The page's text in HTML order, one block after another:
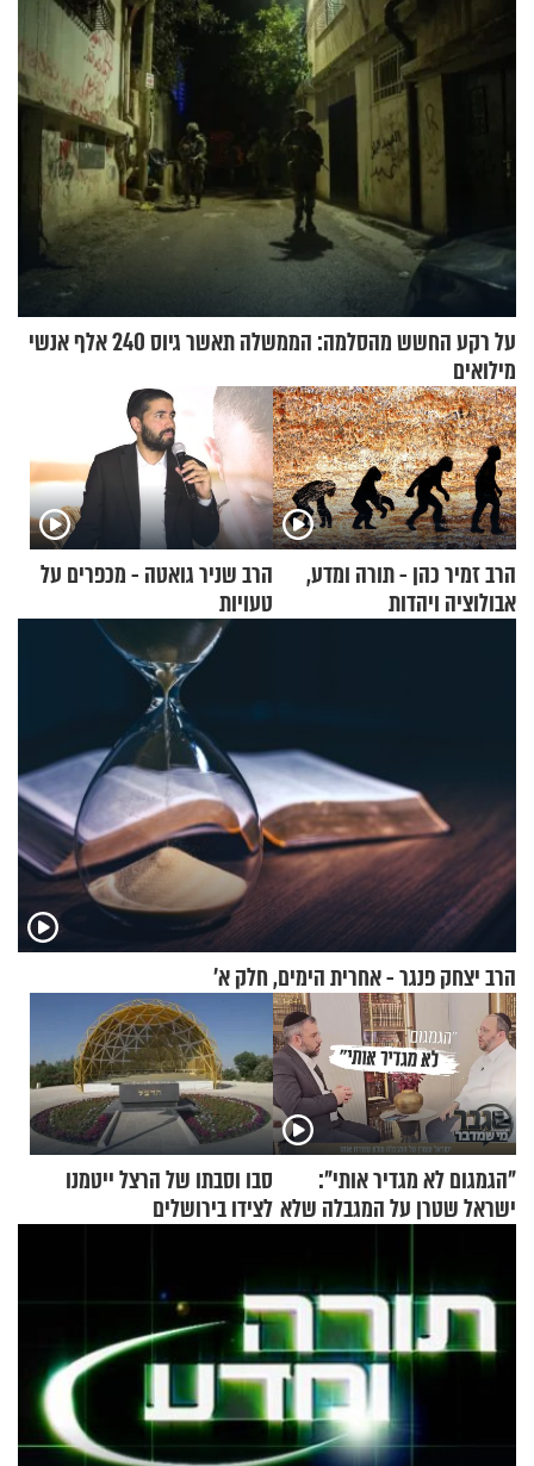
וגד דנינו
על רקע החשש מהסלמה: הממשלה תאשר גיוס 240 אלף אנשי
מילואים
הרב זמיר כהן - תורה ומדע,
אבולוציה ויהדות
הרב שניר גואטה - מכפרים על
טעויות
הרב יצחק פנגר - אחרית הימים, חלק א’
"הגמגום לא מגדיר אותי":
ישראל שטרן על המגבלה שלא
סבו וסבתו של הרצל ייטמנו
לצידו בירושלים